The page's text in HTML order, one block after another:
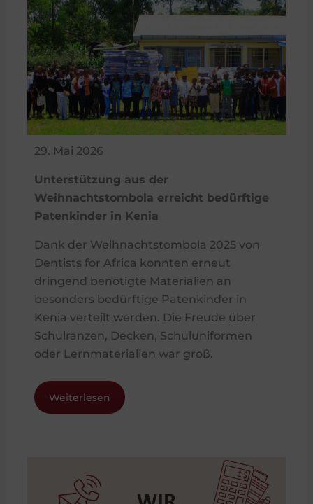
29. Mai 2026
Unterstützung aus der
Weihnachtstombola erreicht bedürftige
Patenkinder in Kenia
Dank der Weihnachtstombola 2025 von
Dentists for Africa konnten erneut
dringend benötigte Materialien an
besonders bedürftige Patenkinder in
Kenia verteilt werden. Die Freude über
Schulranzen, Decken, Schuluniformen
oder Lernmaterialien war groß.
Weiterlesen